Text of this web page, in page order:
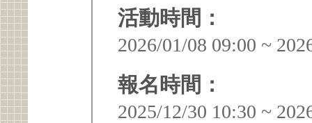
活動時間：
2026/01/08 09:00 ~
報名時間：
2025/12/30 10:30 ~